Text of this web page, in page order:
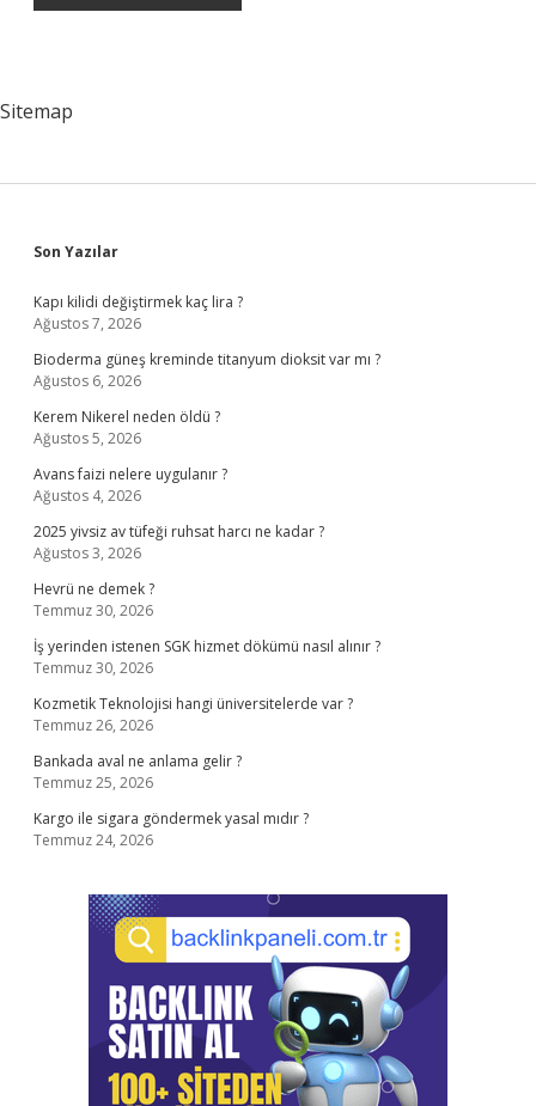
Sitemap
Sidebar
Son Yazılar
Kapı kilidi değiştirmek kaç lira ?
Ağustos 7, 2026
Bioderma güneş kreminde titanyum dioksit var mı ?
Ağustos 6, 2026
Kerem Nikerel neden öldü ?
Ağustos 5, 2026
Avans faizi nelere uygulanır ?
Ağustos 4, 2026
2025 yivsiz av tüfeği ruhsat harcı ne kadar ?
Ağustos 3, 2026
Hevrü ne demek ?
Temmuz 30, 2026
İş yerinden istenen SGK hizmet dökümü nasıl alınır ?
Temmuz 30, 2026
Kozmetik Teknolojisi hangi üniversitelerde var ?
Temmuz 26, 2026
Bankada aval ne anlama gelir ?
Temmuz 25, 2026
Kargo ile sigara göndermek yasal mıdır ?
Temmuz 24, 2026